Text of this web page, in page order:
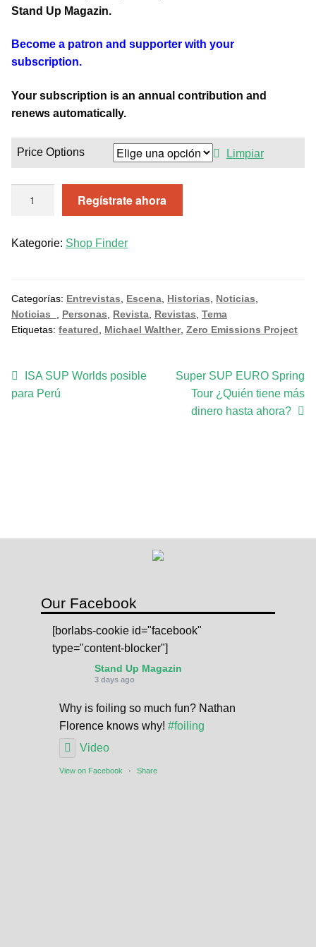
Our Facebook
[borlabs-cookie id="facebook"
type="content-blocker"]
Stand Up Magazin
3 days ago
Why is foiling so much fun? Nathan
Florence knows why! #foiling
Video
View on Facebook · Share
Stand Up Magazin.
Become a patron and supporter with your
subscription.
Your subscription is an annual contribution and
renews automatically.
Price Options Limpiar
i
S
u
b
c
Regístrate ahora
Kategorie: Shop Finder
Categorías: Entrevistas, Escena, Historias, Noticias,
Noticias_ , Personas, Revista, Revistas, Tema
Etiquetas: featured, Michael Walther, Zero Emissions Project
Navegación
de
Anterior:
ISA SUP Worlds posible
para Perú
Siguiente:
Super SUP EURO Spring
Tour ¿Quién tiene más
dinero hasta ahora?